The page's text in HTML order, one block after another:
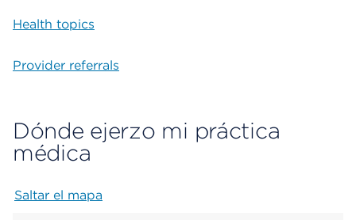
Health topics
Provider referrals
Dónde ejerzo mi práctica
médica
Saltar el mapa